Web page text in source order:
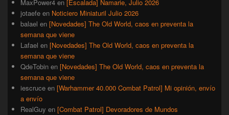
MaxPower4 en [Escalada] Namarie, Julio 2026
jotaefe en Noticiero Miniaturil Julio 2026
balael en [Novedades] The Old World, caos en preventa la
semana que viene
Lafael en [Novedades] The Old World, caos en preventa la
semana que viene
QdeTobin en [Novedades] The Old World, caos en preventa la
semana que viene
iescruce en [Warhammer 40.000 Combat Patrol] Mi opinión, envío
a envío
RealGuy en [Combat Patrol] Devoradores de Mundos